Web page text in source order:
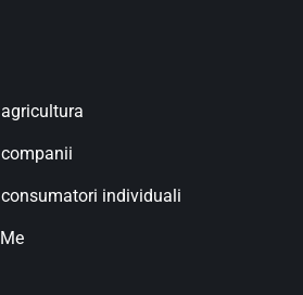
individuali